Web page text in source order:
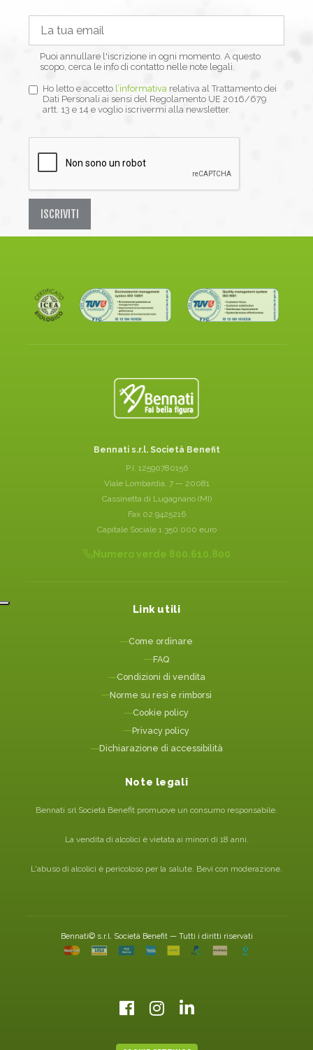
Puoi annullare l'iscrizione in ogni momento. A questo
scopo, cerca le info di contatto nelle note legali.
Ho letto e accetto l’informativa relativa al Trattamento dei
Dati Personali ai sensi del Regolamento UE 2016/679
artt. 13 e 14 e voglio iscrivermi alla newsletter.
ISCRIVITI
Bennati s.r.l. Società Benefit
P.I. 12590780156
Viale Lombardia, 7 — 20081
Cassinetta di Lugagnano (MI)
Fax 02 9425216
Capitale Sociale 1.350.000 euro
Numero verde 800.610.800
Link utili
Come ordinare
FAQ
Condizioni di vendita
Norme su resi e rimborsi
Cookie policy
Privacy policy
Dichiarazione di accessibilità
Note legali
Bennati srl Società Benefit promuove un consumo responsabile.
La vendita di alcolici è vietata ai minori di 18 anni.
L'abuso di alcolici è pericoloso per la salute. Bevi con moderazione.
Bennati© s.r.l. Società Benefit — Tutti i diritti riservati